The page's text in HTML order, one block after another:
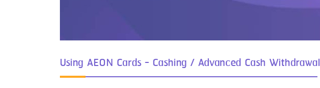
Using AEON Cards - Cashing / Advanced Cash Withdrawal